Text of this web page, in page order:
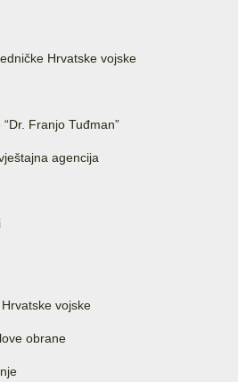
Hrvatske vojske
Franjo Tuđman”
agencija
vojske
obrane